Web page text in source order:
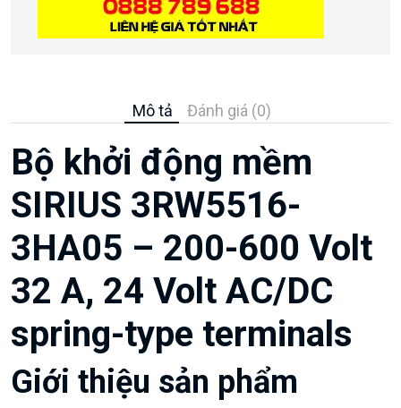
Mô tả Đánh giá (0)
Bộ khởi động mềm
SIRIUS 3RW5516-
3HA05 – 200-600 Volt
32 A, 24 Volt AC/DC
spring-type terminals
Giới thiệu sản phẩm